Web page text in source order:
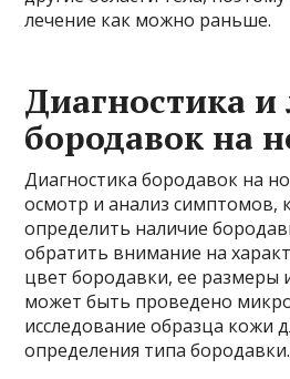
лечение как можно раньше.
Диагностика и
бородавок на
Диагностика бородавок на
осмотр и анализ симптомов,
определить наличие
обратить внимание на
цвет бородавки, ее размеры
может быть проведено
исследование образца кожи
определения типа бородавки.